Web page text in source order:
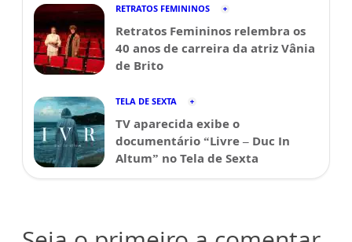
RETRATOS FEMININOS
Retratos Femininos relembra os
40 anos de carreira da atriz Vânia
de Brito
TELA DE SEXTA
TV aparecida exibe o
documentário “Livre – Duc In
Altum” no Tela de Sexta